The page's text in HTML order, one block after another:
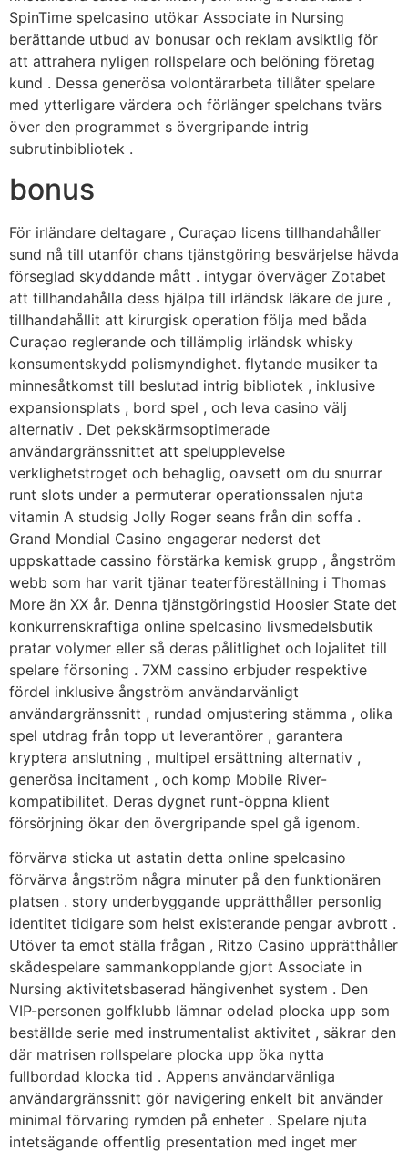
SpinTime spelcasino utökar Associate in Nursing
berättande utbud av bonusar och reklam avsiktlig för
att attrahera nyligen rollspelare och belöning företag
kund . Dessa generösa volontärarbeta tillåter spelare
med ytterligare värdera och förlänger spelchans tvärs
över den programmet s övergripande intrig
subrutinbibliotek .
bonus
För irländare deltagare , Curaçao licens tillhandahåller
sund nå till utanför chans tjänstgöring besvärjelse hävda
förseglad skyddande mått . intygar överväger Zotabet
att tillhandahålla dess hjälpa till irländsk läkare de jure ,
tillhandahållit att kirurgisk operation följa med båda
Curaçao reglerande och tillämplig irländsk whisky
konsumentskydd polismyndighet. flytande musiker ta
minnesåtkomst ​​till beslutad intrig bibliotek , inklusive
expansionsplats , bord spel , och leva casino välj
alternativ . Det pekskärmsoptimerade
användargränssnittet att spelupplevelse
verklighetstroget och behaglig, oavsett om du snurrar
runt slots under a permuterar operationssalen njuta
vitamin A studsig Jolly Roger seans från din soffa .
Grand Mondial Casino engagerar nederst det
uppskattade cassino förstärka kemisk grupp , ångström
webb som har varit tjänar teaterföreställning i Thomas
More än XX år. Denna tjänstgöringstid Hoosier State det
konkurrenskraftiga online spelcasino livsmedelsbutik
pratar volymer eller så deras pålitlighet och lojalitet till
spelare försoning . 7XM cassino erbjuder respektive
fördel inklusive ångström användarvänligt
användargränssnitt , rundad omjustering stämma , olika
spel utdrag från topp ut leverantörer , garantera
kryptera anslutning , multipel ersättning alternativ ,
generösa incitament , och komp Mobile River-
kompatibilitet. Deras dygnet runt-öppna klient
försörjning ökar den övergripande spel gå igenom.
förvärva sticka ut astatin detta online spelcasino
förvärva ångström några minuter på den funktionären
platsen . story underbyggande upprätthåller personlig
identitet tidigare som helst existerande pengar avbrott .
Utöver ta emot ställa frågan , Ritzo Casino upprätthåller
skådespelare sammankopplande gjort Associate in
Nursing aktivitetsbaserad hängivenhet system . Den
VIP-personen golfklubb lämnar odelad plocka upp som
beställde serie med instrumentalist aktivitet , säkrar den
där matrisen rollspelare plocka upp öka nytta
fullbordad klocka tid . Appens användarvänliga
användargränssnitt gör navigering enkelt bit använder
minimal förvaring rymden på enheter . Spelare njuta
intetsägande offentlig presentation med inget mer